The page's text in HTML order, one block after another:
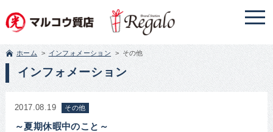
ホーム インフォメーション その他
インフォメーション
2017.08.19 その他
～夏期休暇中のこと～